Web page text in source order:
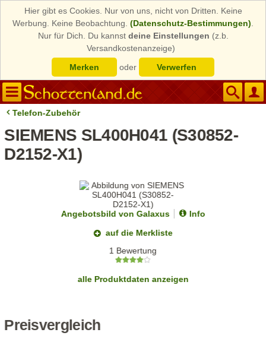
Hier gibt es Cookies. Nur von uns, nicht von Dritten. Keine
Werbung. Keine Beobachtung. (Datenschutz-Bestimmungen)
Nur für Dich. Du kannst deine Einstellungen (z.b.
Versandkostenanzeige)
Merken
oder Verwerfen
Telefon-Zubehör
SIEMENS SL400H041 (S30852-
D2152-X1)
Angebotsbild von Galaxus
Info
auf die Merkliste
1 Bewertung
alle Produktdaten anzeigen
Preisvergleich